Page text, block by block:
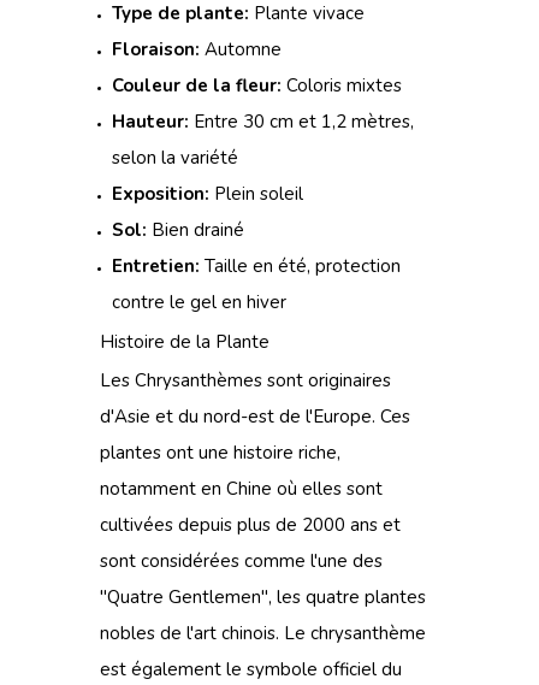
Type de plante: Plante vivace
Floraison: Automne
Couleur de la fleur: Coloris mixtes
Hauteur: Entre 30 cm et 1,2 mètres,
selon la variété
Exposition: Plein soleil
Sol: Bien drainé
Entretien: Taille en été, protection
contre le gel en hiver
Histoire de la Plante
Les Chrysanthèmes sont originaires
d'Asie et du nord-est de l'Europe. Ces
plantes ont une histoire riche,
notamment en Chine où elles sont
cultivées depuis plus de 2000 ans et
sont considérées comme l'une des
"Quatre Gentlemen", les quatre plantes
nobles de l'art chinois. Le chrysanthème
est également le symbole officiel du